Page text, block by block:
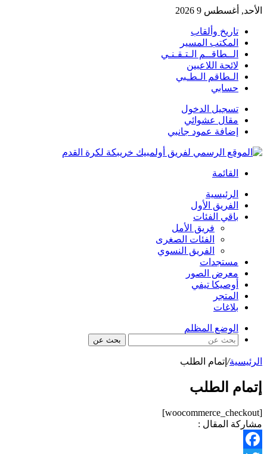
الأحد, أغسطس 9 2026
تاريخ وألقاب
المكتب المسير
الــطاقــم الـتـقـنـي
لائحة اللاعبين
الـطاقم الـطـبي
حسابي
تسجيل الدخول
مقال عشوائي
إضافة عمود جانبي
القائمة
الرئيسية
الفريق الأول
باقي الفئات
فريق الأمل
الفئات الصغرى
الفريق النسوي
مستجدات
معرض الصور
أوصيكا تيفي
المتجر
بلاغات
الوضع المظلم
بحث عن
الرئيسية/ إتمام الطلب
إتمام الطلب
[woocommerce_checkout]
مشاركة المقال :